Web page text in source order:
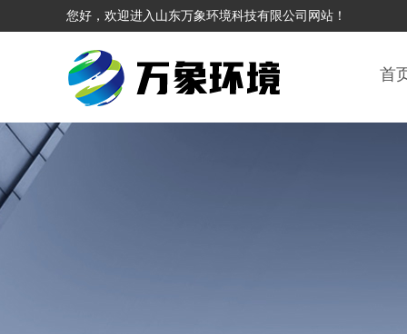
您好，欢迎进入山东万象环境科技有限公司网站！
首